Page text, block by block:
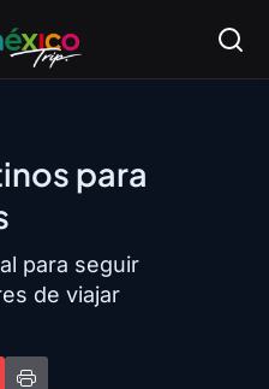
para
para seguir
de viajar